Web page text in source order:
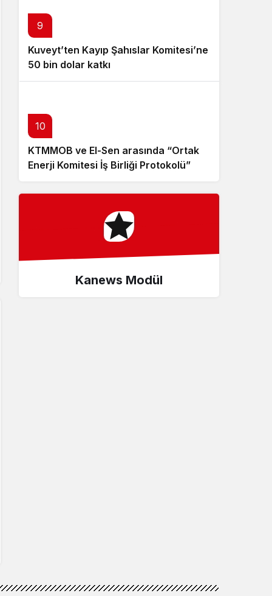
9
Kuveyt’ten Kayıp Şahıslar Komitesi’ne
50 bin dolar katkı
10
KTMMOB ve El-Sen arasında “Ortak
Enerji Komitesi İş Birliği Protokolü”
Kanews Modül